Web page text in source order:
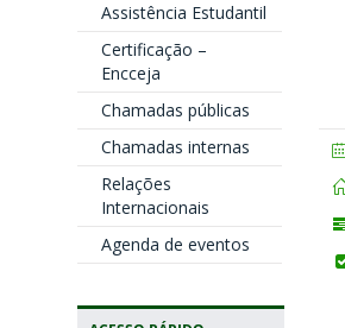
Assistência Estudantil
Certificação –
Encceja
Chamadas públicas
Chamadas internas
Relações
Internacionais
Agenda de eventos